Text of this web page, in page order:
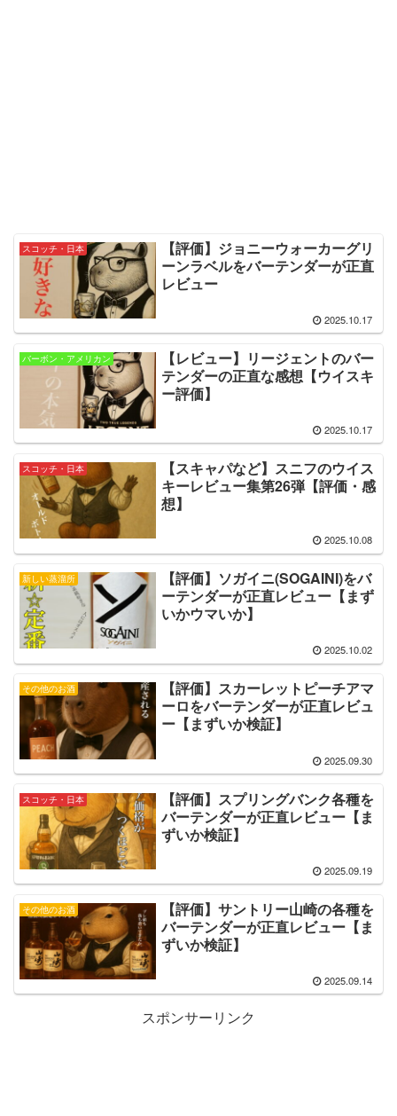
スコッチ・日本
【評価】ジョニーウォーカーグリ
ーンラベルをバーテンダーが正直
レビュー
2025.10.17
バーボン・アメリカン
【レビュー】リージェントのバー
テンダーの正直な感想【ウイスキ
ー評価】
2025.10.17
スコッチ・日本
【スキャパなど】スニフのウイス
キーレビュー集第26弾【評価・感
想】
2025.10.08
新しい蒸溜所
【評価】ソガイニ(SOGAINI)をバ
ーテンダーが正直レビュー【まず
いかウマいか】
2025.10.02
その他のお酒
【評価】スカーレットピーチアマ
ーロをバーテンダーが正直レビュ
ー【まずいか検証】
2025.09.30
スコッチ・日本
【評価】スプリングバンク各種を
バーテンダーが正直レビュー【ま
ずいか検証】
2025.09.19
その他のお酒
【評価】サントリー山崎の各種を
バーテンダーが正直レビュー【ま
ずいか検証】
2025.09.14
スポンサーリンク